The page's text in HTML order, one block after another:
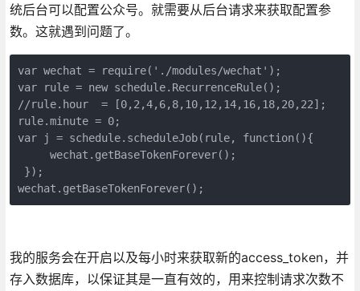
统后台可以配置公众号。就需要从后台请求来获取配置参
数。这就遇到问题了。
var wechat = require('./modules/wechat');
var rule = new schedule.RecurrenceRule();
//rule.hour  = [0,2,4,6,8,10,12,14,16,18,20,22];
rule.minute = 0;
var j = schedule.scheduleJob(rule, function(){
     wechat.getBaseTokenForever();
});
wechat.getBaseTokenForever();
我的服务会在开启以及每小时来获取新的access_token，并
存入数据库，以保证其是一直有效的，用来控制请求次数不